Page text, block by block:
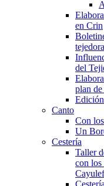
en Crin
del
plan
Canto
Con
Un
Cestería
Taller
con los